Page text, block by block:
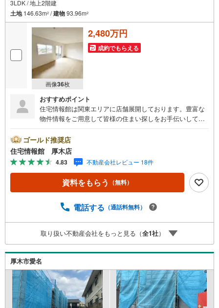
3LDK / 地上2階建
土地146.63m2 /建物93.96m2
画像36枚
2,480万円
成約でもらえる
おすすめポイント
住宅情報館は関東エリアに店舗展開しております。豊富な
物件情報をご用意して皆様の住まい探しをお手伝いしてお
さい。住宅ローン相談会も同時開催中無理のない住宅ロー
ンの試算やご購入の際にかかる諸費用の概算も行っており
ます。しっかりとした資金計画のアドバイスをさせて頂き
ますので、お気軽にご相談ください。
ゴールド推奨店
住宅情報館 厚木店
4.83 不動産会社レビュー 18件
資料をもらう （無料）
電話する （通話料無料）
取り扱い不動産会社をもっと見る（全1社）
厚木市愛名